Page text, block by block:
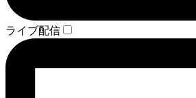
ライブ配信